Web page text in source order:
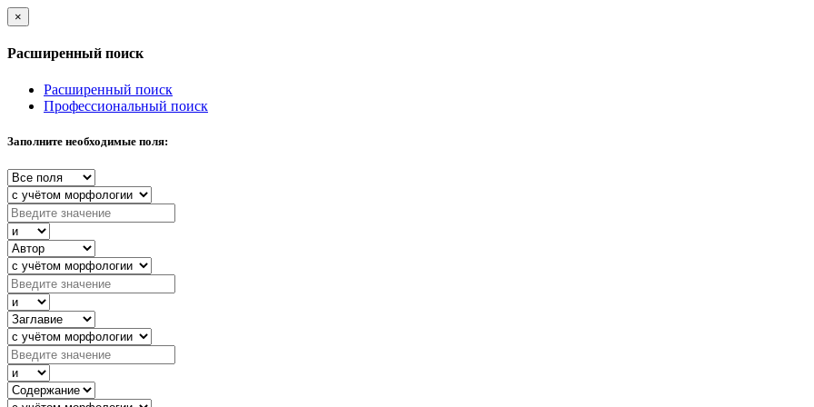
×
Расширенный поиск
Расширенный поиск
Профессиональный поиск
Заполните необходимые поля: